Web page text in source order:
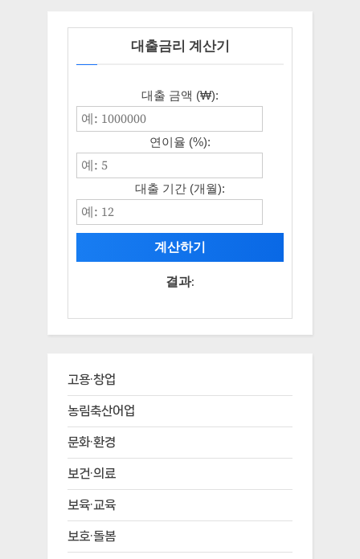
대출금리 계산기
대출 금액 (₩):
연이율 (%):
대출 기간 (개월):
계산하기
결과:
고용·창업
농림축산어업
문화·환경
보건·의료
보육·교육
보호·돌봄